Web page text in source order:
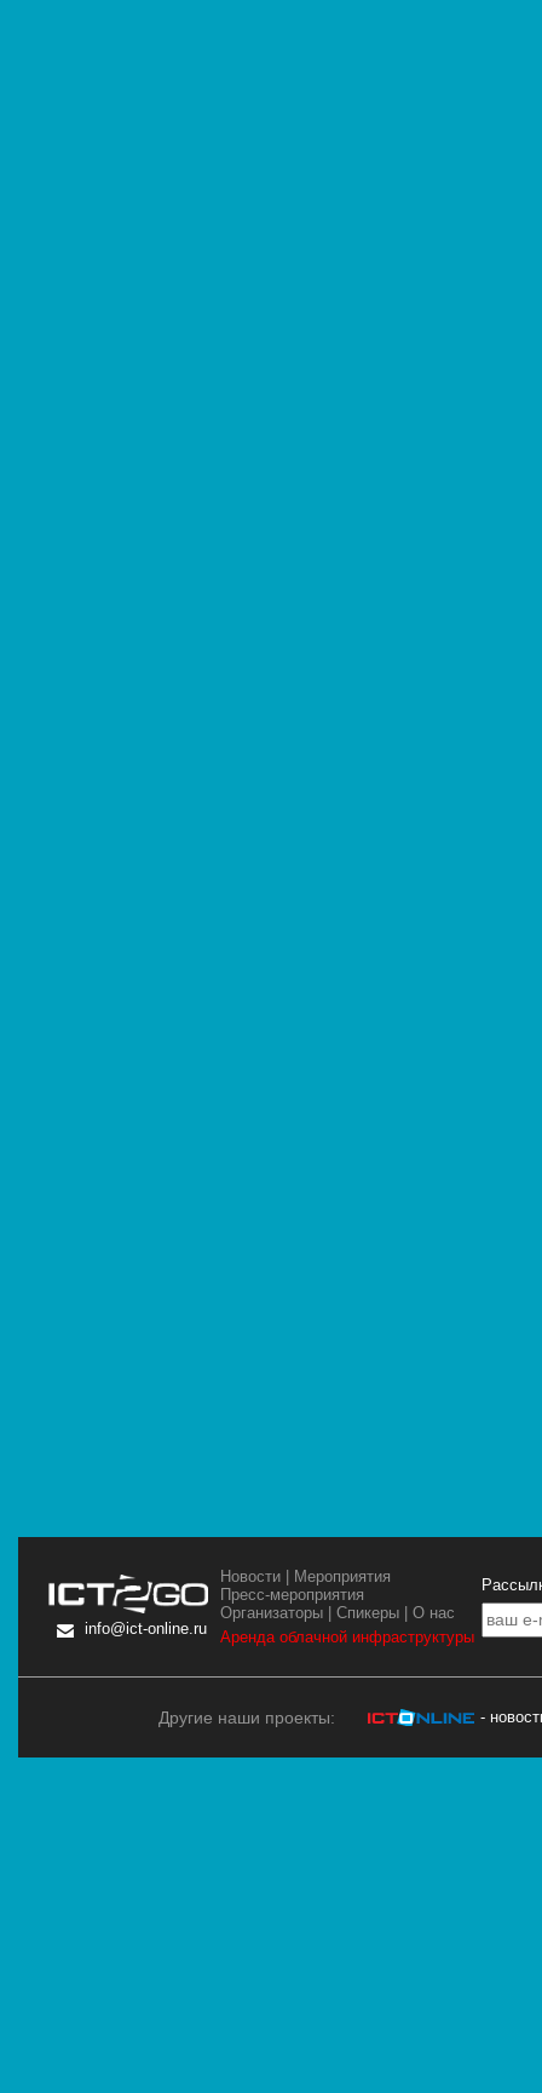
info@ict-online.ru
Новости | Мероприятия
Пресс-мероприятия
Организаторы |Спикеры |О нас
Аренда облачной инфраструктуры
Другие наши проекты: -